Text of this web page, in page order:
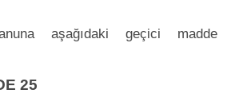
aşağıdaki geçici madde
25